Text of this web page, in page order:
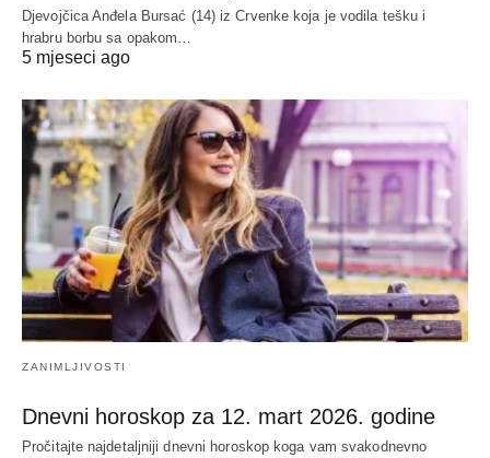
Djevojčica Anđela Bursać (14) iz Crvenke koja je vodila tešku i
hrabru borbu sa opakom…
5 mjeseci ago
ZANIMLJIVOSTI
Dnevni horoskop za 12. mart 2026. godine
Pročitajte najdetaljniji dnevni horoskop koga vam svakodnevno